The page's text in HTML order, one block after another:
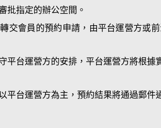
批指定的辦公空間。
交會員的預約申請，由平台運營方或
平台運營方的安排，平台運營方將根據
平台運營方為主，預約結果將通過郵件